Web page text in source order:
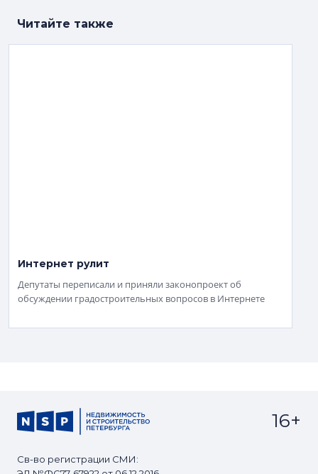
Читайте также
Интернет рулит
Депутаты переписали и приняли законопроект об
обсуждении градостроительных вопросов в Интернете
Св-во регистрации СМИ:
16+